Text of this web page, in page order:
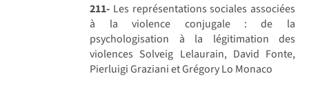
211- Les représentations sociales associées
à la violence conjugale : de la
psychologisation à la légitimation des
violences Solveig Lelaurain, David Fonte,
Pierluigi Graziani et Grégory Lo Monaco